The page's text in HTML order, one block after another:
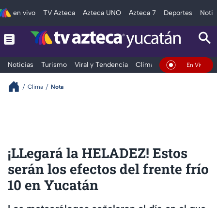
en vivo TV Azteca Azteca UNO Azteca 7 Deportes
Noticias Turismo Viral y Tendencia Clima DeportesEn Vivo
Clima Nota
¡LLegará la HELADEZ! Estos
serán los efectos del frente frío
10 en Yucatán